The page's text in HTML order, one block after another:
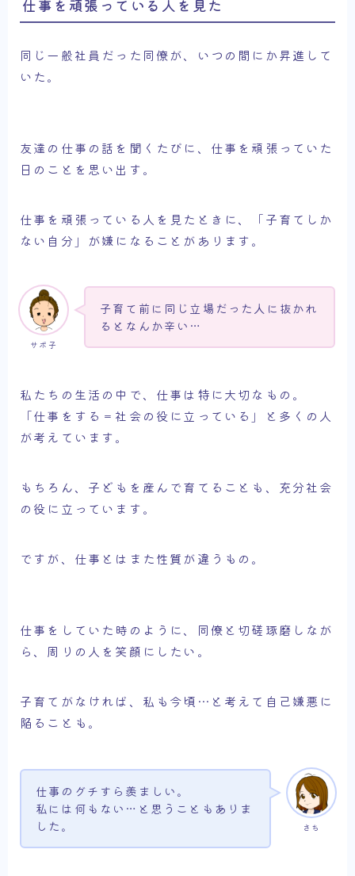
仕事を頑張っている人を見た
同じ一般社員だった同僚が、いつの間にか昇進して
いた。
友達の仕事の話を聞くたびに、仕事を頑張っていた
日のことを思い出す。
仕事を頑張っている人を見たときに、「子育てしか
ない自分」が嫌になることがあります。
サボ子
子育て前に同じ立場だった人に抜かれ
るとなんか辛い…
私たちの生活の中で、仕事は特に大切なもの。
「仕事をする＝社会の役に立っている」と多くの人
が考えています。
もちろん、子どもを産んで育てることも、充分社会
の役に立っています。
ですが、仕事とはまた性質が違うもの。
仕事をしていた時のように、同僚と切磋琢磨しなが
ら、周りの人を笑顔にしたい。
子育てがなければ、私も今頃…と考えて自己嫌悪に
陥ることも。
さち
仕事のグチすら羨ましい。
私には何もない…と思うこともありま
した。